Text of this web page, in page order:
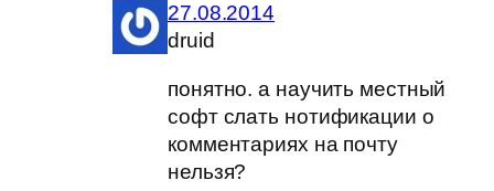
27.08.2014
druid
понятно. а научить местный
софт слать нотификации о
комментариях на почту
нельзя?